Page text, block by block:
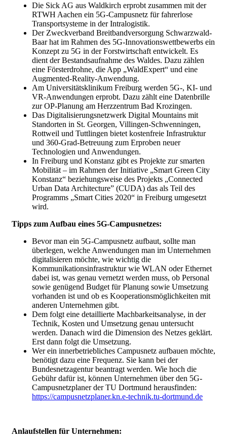
Die Sick AG aus Waldkirch erprobt zusammen mit der
RTWH Aachen ein 5G-Campusnetz für fahrerlose
Transportsysteme in der Intralogistik.
Der Zweckverband Breitbandversorgung Schwarzwald-
Baar hat im Rahmen des 5G-Innovationswettbewerbs ein
Konzept zu 5G in der Forstwirtschaft entwickelt. Es
dient der Bestandsaufnahme des Waldes. Dazu zählen
eine Försterdrohne, die App „WaldExpert“ und eine
Augmented-Reality-Anwendung.
Am Universitätsklinikum Freiburg werden 5G-, KI- und
VR-Anwendungen erprobt. Dazu zählt eine Datenbrille
zur OP-Planung am Herzzentrum Bad Krozingen.
Das Digitalisierungsnetzwerk Digital Mountains mit
Standorten in St. Georgen, Villingen-Schwenningen,
Rottweil und Tuttlingen bietet kostenfreie Infrastruktur
und 360-Grad-Betreuung zum Erproben neuer
Technologien und Anwendungen.
In Freiburg und Konstanz gibt es Projekte zur smarten
Mobilität – im Rahmen der Initiative „Smart Green City
Konstanz“ beziehungsweise des Projekts „Connected
Urban Data Architecture” (CUDA) das als Teil des
Programms „Smart Cities 2020“ in Freiburg umgesetzt
wird.
Tipps zum Aufbau eines 5G-Campusnetzes:
Bevor man ein 5G-Campusnetz aufbaut, sollte man
überlegen, welche Anwendungen man im Unternehmen
digitalisieren möchte, wie wichtig die
Kommunikationsinfrastruktur wie WLAN oder Ethernet
dabei ist, was genau vernetzt werden muss, ob Personal
sowie genügend Budget für Planung sowie Umsetzung
vorhanden ist und ob es Kooperationsmöglichkeiten mit
anderen Unternehmen gibt.
Dem folgt eine detaillierte Machbarkeitsanalyse, in der
Technik, Kosten und Umsetzung genau untersucht
werden. Danach wird die Dimension des Netzes geklärt.
Erst dann folgt die Umsetzung.
Wer ein innerbetriebliches Campusnetz aufbauen möchte,
benötigt dazu eine Frequenz. Sie kann bei der
Bundesnetzagentur beantragt werden. Wie hoch die
Gebühr dafür ist, können Unternehmen über den 5G-
Campusnetzplaner der TU Dortmund herausfinden:
https://campusnetzplaner.kn.e-technik.tu-dortmund.de
Anlaufstellen für Unternehmen: